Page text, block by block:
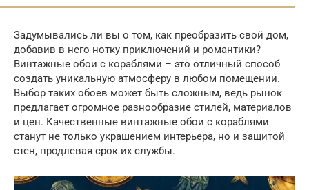
Задумывались ли вы о том, как преобразить свой дом,
добавив в него нотку приключений и романтики?
Винтажные обои с кораблями – это отличный способ
создать уникальную атмосферу в любом помещении.
Выбор таких обоев может быть сложным, ведь рынок
предлагает огромное разнообразие стилей, материалов
и цен. Качественные винтажные обои с кораблями
станут не только украшением интерьера, но и защитой
стен, продлевая срок их службы.